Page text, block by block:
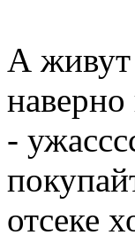
А живут
-
отсеке